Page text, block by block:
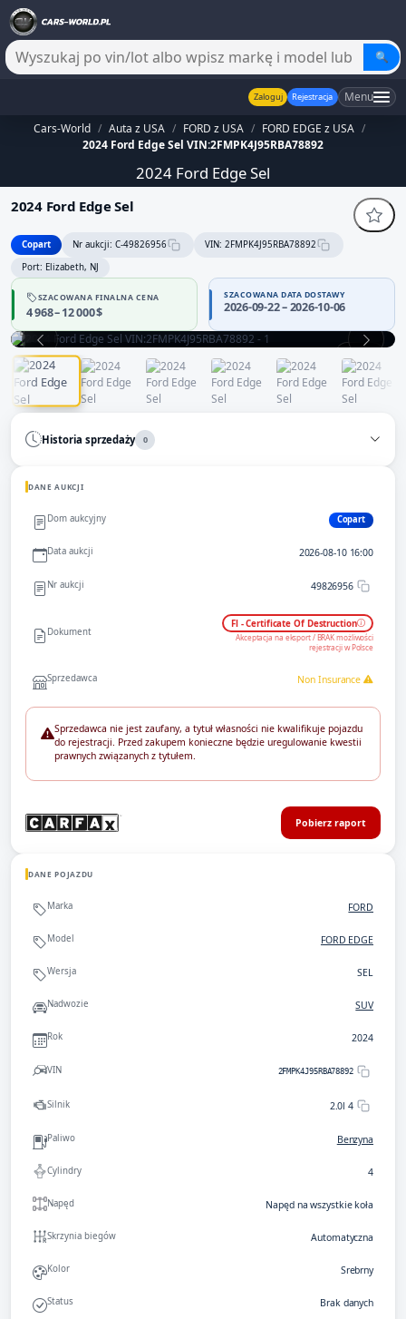
🔍
Zaloguj Rejestracja Menu
Cars-World / Auta z USA / FORD z USA / FORD EDGE z USA /
2024 Ford Edge Sel VIN:2FMPK4J95RBA78892
2024 Ford Edge Sel
2024 Ford Edge Sel
Copart Nr aukcji: C-49826956
VIN: 2FMPK4J95RBA78892
Port: Elizabeth, NJ
SZACOWANA FINALNA CENA
4 968 – 12 000 $
SZACOWANA DATA DOSTAWY
2026-09-22 – 2026-10-06
Sprzedawca bez potwierdzonej wiarygodności — część danych
może być niepełna
Zachowaj ostrożność i dokładnie zweryfikuj historię pojazdu.
Historia sprzedaży 0
DANE AUKCJI
Dom aukcyjny Copart
Data aukcji 2026-08-10 16:00
Nr aukcji 49826956
Dokument
Fl - Certificate Of Destruction
Akceptacja na eksport / BRAK możliwości
rejestracji w Polsce
Sprzedawca Non Insurance
Sprzedawca nie jest zaufany, a tytuł własności nie kwalifikuje pojazdu
do rejestracji. Przed zakupem konieczne będzie uregulowanie kwestii
prawnych związanych z tytułem.
Pobierz raport
DANE POJAZDU
Marka FORD
Model FORD EDGE
Wersja SEL
Nadwozie SUV
Rok 2024
VIN 2FMPK4J95RBA78892
Silnik 2.0l 4
Paliwo Benzyna
Cylindry 4
Napęd Napęd na wszystkie koła
Skrzynia biegów Automatyczna
Kolor Srebrny
Status Brak danych